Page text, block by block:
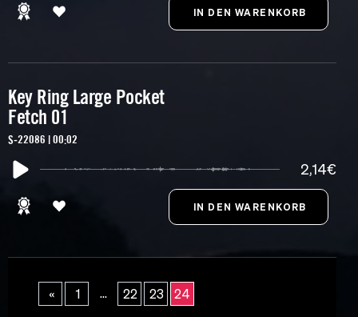
Key Ring Large Pocket
Fetch 01
S-22086 | 00:02
2,14€
« 1 ... 22 23 24